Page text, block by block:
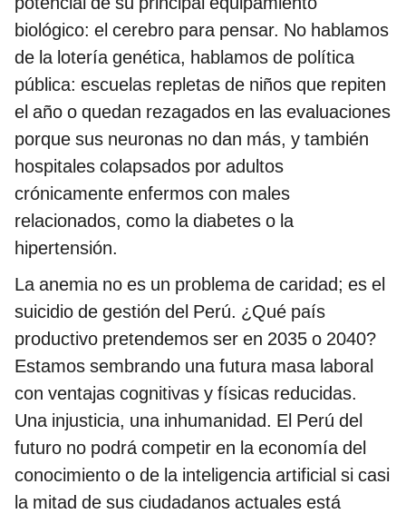
biológico: el cerebro para pensar. No hablamos
de la lotería genética, hablamos de política
pública: escuelas repletas de niños que repiten
el año o quedan rezagados en las evaluaciones
porque sus neuronas no dan más, y también
hospitales colapsados por adultos
crónicamente enfermos con males
relacionados, como la diabetes o la
hipertensión.
La anemia no es un problema de caridad; es el
suicidio de gestión del Perú. ¿Qué país
productivo pretendemos ser en 2035 o 2040?
Estamos sembrando una futura masa laboral
con ventajas cognitivas y físicas reducidas.
Una injusticia, una inhumanidad. El Perú del
futuro no podrá competir en la economía del
conocimiento o de la inteligencia artificial si casi
la mitad de sus ciudadanos actuales está